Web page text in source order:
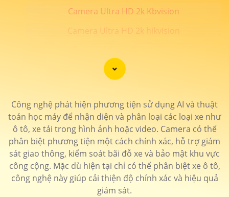
Camera Ultra HD 2k Kbvision
Camera Ultra HD 2k hikvision
💎
️🖍 lắp camera hình ảnh chất lượng sắt nét độ phân giải
4MP trở lên đạt chất lượng 2k thương hiệu camera uy tín
bảo hành chính hãng 24 tháng. Camera An Thành Phát
cung cấp những dòng sản phẩm camera chính hãng hình
ảnh sắt nét cho công trình chất lượng . 🛒
Công nghệ phát hiện phương tiện sử dụng AI và thuật
toán học máy để nhận diện và phân loại các loại xe như
ô tô, xe tải trong hình ảnh hoặc video. Camera có thể
phân biệt phương tiện một cách chính xác, hỗ trợ giám
sát giao thông, kiểm soát bãi đỗ xe và bảo mật khu vực
công cộng. Mặc dù hiện tại chỉ có thể phân biệt xe ô tô,
công nghệ này giúp cải thiện độ chính xác và hiệu quả
giám sát.